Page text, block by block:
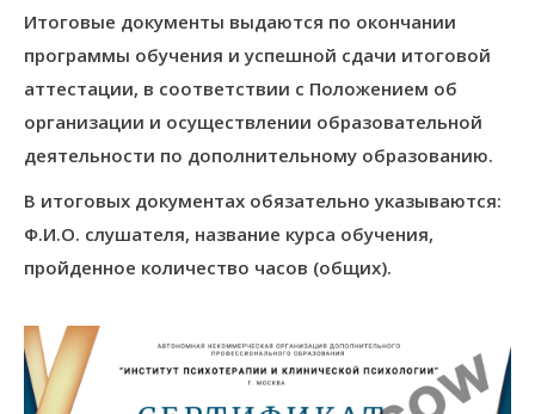
Итоговые документы выдаются по окончании
программы обучения и успешной сдачи итоговой
аттестации, в соответствии с Положением об
организации и осуществлении образовательной
деятельности по дополнительному образованию.
В итоговых документах обязательно указываются:
Ф.И.О. слушателя, название курса обучения,
пройденное количество часов (общих).